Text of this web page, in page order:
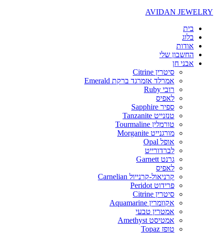
AVIDAN JEWELRY
בית
בלוג
אודות
החשבון שלי
אבני חן
סיטרין Citrine
אמרלד אזמרגד ברקת Emerald
רובי Ruby
לאפיס
ספיר Sapphire
טנזנייט Tanzanite
טורמלין Tourmaline
מורגנייט Morganite
אופל Opal
לברדורייט
גרנט Garnett
לאפיס
קרניאול-קרנייול Carnelian
פרידוט Peridot
סיטרין Citrine
אקוומרין Aquamarine
אמטרין טבעי
אמטיסט Amethyst
טופז Topaz